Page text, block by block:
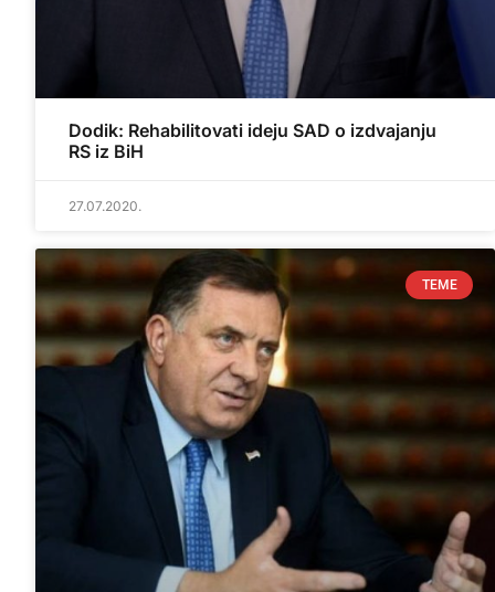
Dodik: Rehabilitovati ideju SAD o izdvajanju
RS iz BiH
27.07.2020.
TEME